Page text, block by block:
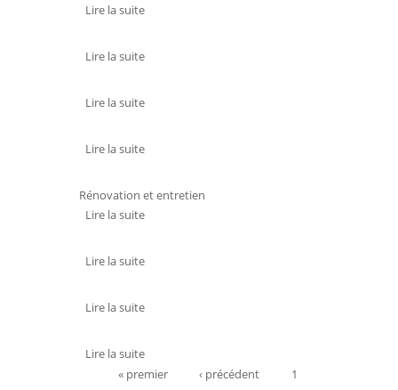
Lire la suitede JEAN LOPEZ
Lire la suitede JEAN-MICHEL LEROY
Lire la suitede LAURENT LE BIHAN
Lire la suitede KAEFER WANNER
Rénovation et entretien
Lire la suitede ISO NET
Lire la suitede BRUNO GUILLOT
Lire la suitede LUDOVIC GAY
Lire la suitede JEAN-CLAUDE FOIGNE
Pages
« premier ‹ précédent
1